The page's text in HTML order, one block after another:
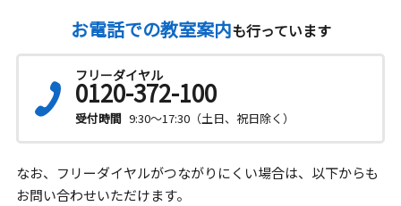
お電話での教室案内も行っています
フリーダイヤル
0120-372-100
受付時間 9:30～17:30（土日、祝日除く）
なお、フリーダイヤルがつながりにくい場合は、以下からも
お問い合わせいただけます。